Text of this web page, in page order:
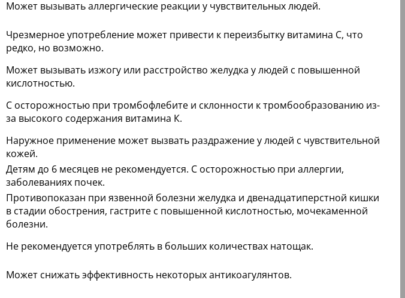
Может вызывать аллергические реакции у чувствительных людей.
Чрезмерное употребление может привести к переизбытку витамина С, что
редко, но возможно.
Может вызывать изжогу или расстройство желудка у людей с повышенной
кислотностью.
С осторожностью при тромбофлебите и склонности к тромбообразованию из-
за высокого содержания витамина К.
Наружное применение может вызвать раздражение у людей с чувствительной
кожей.
Детям до 6 месяцев не рекомендуется. С осторожностью при аллергии,
заболеваниях почек.
Противопоказан при язвенной болезни желудка и двенадцатиперстной кишки
в стадии обострения, гастрите с повышенной кислотностью, мочекаменной
болезни.
Не рекомендуется употреблять в больших количествах натощак.
Может снижать эффективность некоторых антикоагулянтов.